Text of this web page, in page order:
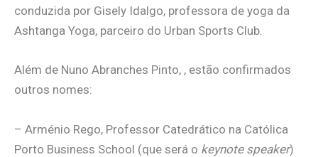
conduzida por Gisely Idalgo, professora de yoga da
Ashtanga Yoga, parceiro do Urban Sports Club.
Além de Nuno Abranches Pinto, , estão confirmados
outros nomes:
– Arménio Rego, Professor Catedrático na Católica
Porto Business School (que será o keynote speaker)